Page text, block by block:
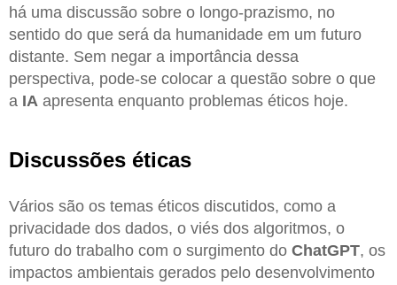
há uma discussão sobre o longo-prazismo, no
sentido do que será da humanidade em um futuro
distante. Sem negar a importância dessa
perspectiva, pode-se colocar a questão sobre o que
a IA apresenta enquanto problemas éticos hoje.
Discussões éticas
Vários são os temas éticos discutidos, como a
privacidade dos dados, o viés dos algoritmos, o
futuro do trabalho com o surgimento do ChatGPT, os
impactos ambientais gerados pelo desenvolvimento